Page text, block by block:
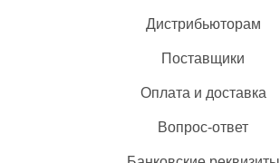
Дистрибьюторам
Поставщики
Оплата и доставка
Вопрос-ответ